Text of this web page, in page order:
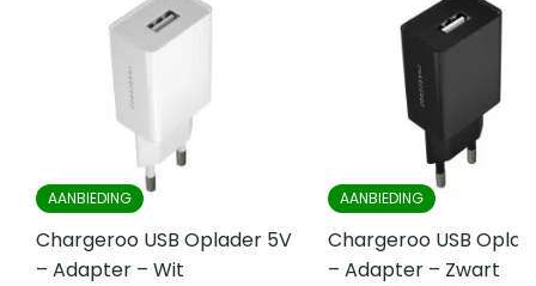
AANBIEDING
Chargeroo USB Oplader 5V
– Adapter – Wit
AANBIEDING
Chargeroo USB
– Adapter – Zwart